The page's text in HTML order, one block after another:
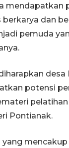
mendapatkan
dan
pemuda
potensi
pelatihan
Pontianak.